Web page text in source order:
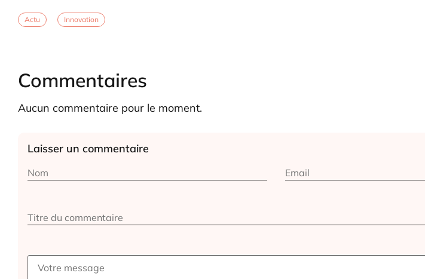
Actu Innovation
Commentaires
Aucun commentaire pour le moment.
Laisser un commentaire
Alternative: